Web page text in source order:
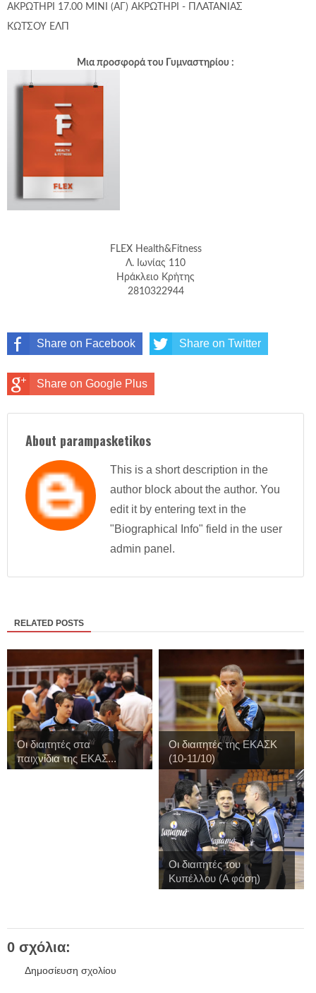
ΑΚΡΩΤΗΡΙ 17.00 ΜΙΝΙ (ΑΓ) ΑΚΡΩΤΗΡΙ - ΠΛΑΤΑΝΙΑΣ
ΚΩΤΣΟΥ ΕΛΠ
Μια προσφορά του Γυμναστηρίου :
FLEX Health&Fitness
Λ. Ιωνίας 110
Ηράκλειο Κρήτης
2810322944
Share on Facebook Share on Twitter
Share on Google Plus
About parampasketikos
This is a short description in the
author block about the author. You
edit it by entering text in the
"Biographical Info" field in the user
admin panel.
RELATED POSTS
Οι διαιτητές στα
παιχνίδια της ΕΚΑΣ...
Οι διαιτητές της ΕΚΑΣΚ
(10-11/10)
Οι διαιτητές του
Κυπέλλου (Α φάση)
0 σχόλια:
Δημοσίευση σχολίου